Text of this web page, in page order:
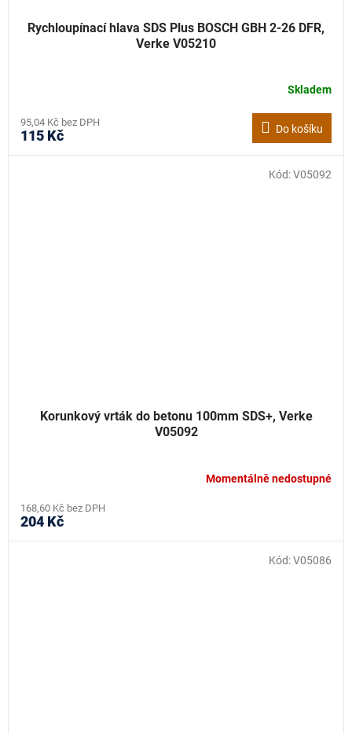
Rychloupínací hlava SDS Plus BOSCH GBH 2-26 DFR,
Verke V05210
Skladem
95,04 Kč bez DPH
115 Kč Do košíku
Korunkový vrták do betonu 100mm SDS+, Verke
V05092
Momentálně nedostupné
168,60 Kč bez DPH
204 Kč
Kód:V05092
Kód:V05086